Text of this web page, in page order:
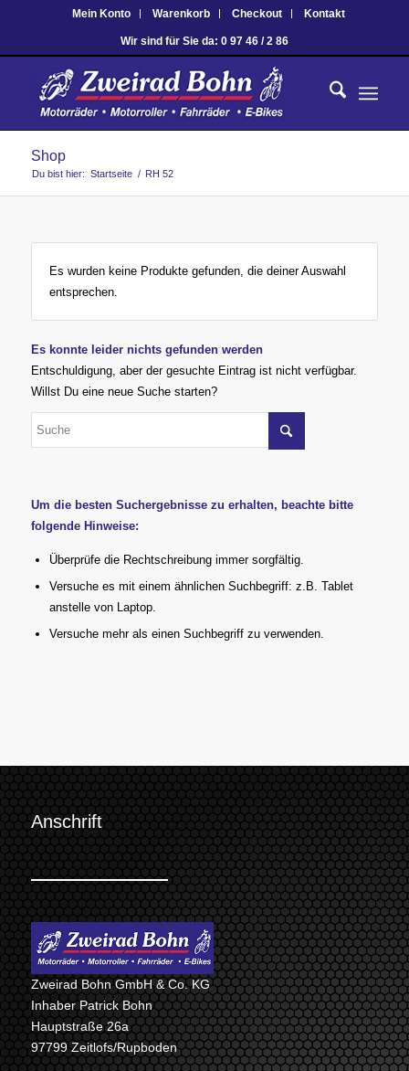
Mein Konto Warenkorb Checkout Kontakt
Wir sind für Sie da: 0 97 46 / 2 86
Shop
Du bist hier: Startseite / RH 52
Es wurden keine Produkte gefunden, die deiner Auswahl
entsprechen.
Es konnte leider nichts gefunden werden
Entschuldigung, aber der gesuchte Eintrag ist nicht verfügbar.
Willst Du eine neue Suche starten?
Um die besten Suchergebnisse zu erhalten, beachte bitte
folgende Hinweise:
Überprüfe die Rechtschreibung immer sorgfältig.
Versuche es mit einem ähnlichen Suchbegriff: z.B. Tablet
anstelle von Laptop.
Versuche mehr als einen Suchbegriff zu verwenden.
Anschrift
Zweirad Bohn GmbH & Co. KG
Inhaber Patrick Bohn
Hauptstraße 26a
97799 Zeitlofs/Rupboden